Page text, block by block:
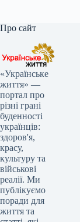
Про сайт
«Українське
життя» —
портал про
різні грані
буденності
українців:
здоров'я,
красу,
культуру та
військові
реалії. Ми
публікуємо
поради для
життя та